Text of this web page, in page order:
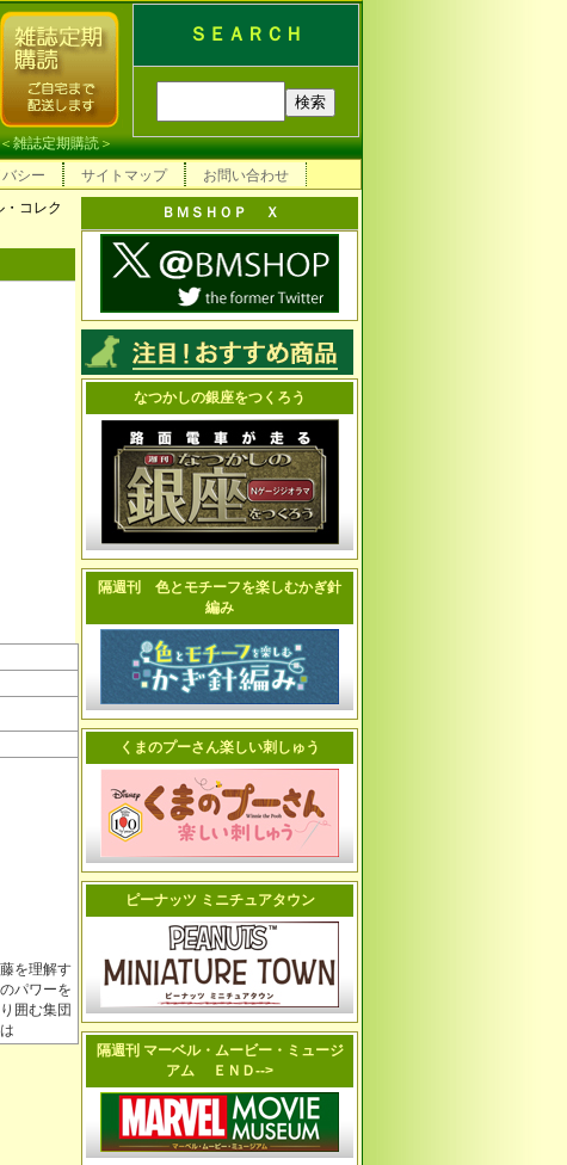
ＳＥＡＲＣＨ
雑誌定期購読＞
シー サイトマップ お問い合わせ
コレク
を理解す
パワーを
囲む集団
ＢＭＳＨＯＰ Ｘ
なつかしの銀座をつくろう
隔週刊 色とモチーフを楽しむかぎ針
編み
くまのプーさん楽しい刺しゅう
ピーナッツ ミニチュアタウン
隔週刊 マーベル・ムービー・ミュージ
アム ＥＮＤ-->